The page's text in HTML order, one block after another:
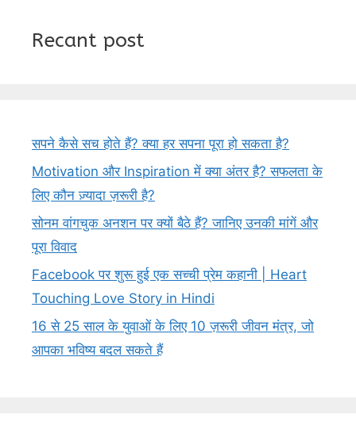
Recant post
सपने कैसे सच होते हैं? क्या हर सपना पूरा हो सकता है?
Motivation और Inspiration में क्या अंतर है? सफलता के
लिए कौन ज़्यादा ज़रूरी है?
सोनम वांगचुक अनशन पर क्यों बैठे हैं? जानिए उनकी मांगें और
पूरा विवाद
Facebook पर शुरू हुई एक सच्ची प्रेम कहानी | Heart
Touching Love Story in Hindi
16 से 25 साल के युवाओं के लिए 10 ज़रूरी जीवन मंत्र, जो
आपका भविष्य बदल सकते हैं